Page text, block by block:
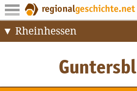
Rheinhessen